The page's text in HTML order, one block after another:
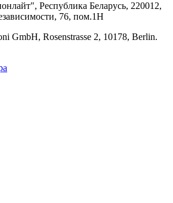
Республика Беларусь, 220012,
76, пом.1Н
GmbH, Rosenstrasse 2, 10178, Berlin.